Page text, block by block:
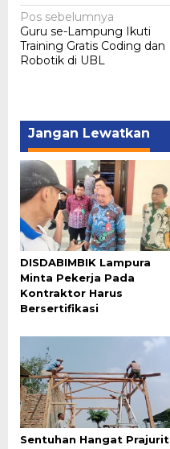
Navigasi
pos
Pos sebelumnya
Guru se-Lampung Ikuti
Training Gratis Coding dan
Robotik di UBL
Jangan Lewatkan
DISDABIMBIK Lampura
Minta Pekerja Pada
Kontraktor Harus
Bersertifikasi
Sentuhan Hangat Prajurit